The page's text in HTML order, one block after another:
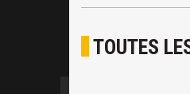
TOUTES